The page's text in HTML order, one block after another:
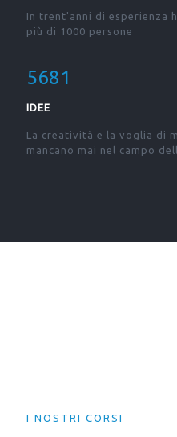
In trent'anni di esperienza
più di 1000 persone
5681
IDEE
La creatività e la voglia di
mancano mai nel campo
I NOSTRI CORSI